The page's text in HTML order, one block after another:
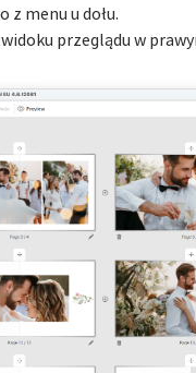
menu u dołu.
przeglądu w